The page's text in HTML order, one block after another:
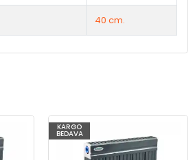
40 cm.
KARGO
BEDAVA